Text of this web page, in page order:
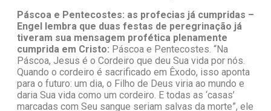
Páscoa e Pentecostes: as profecias já cumpridas –
Engel lembra que duas festas de peregrinação já
tiveram sua mensagem profética plenamente
cumprida em Cristo: Páscoa e Pentecostes. “Na
Páscoa, Jesus é o Cordeiro que deu Sua vida por nós.
Quando o cordeiro é sacrificado em Êxodo, isso aponta
para o futuro: um dia, o Filho de Deus viria ao mundo e
daria Sua vida como um cordeiro. E todas as ‘casas’
marcadas com Seu sangue seriam salvas da morte”, ele